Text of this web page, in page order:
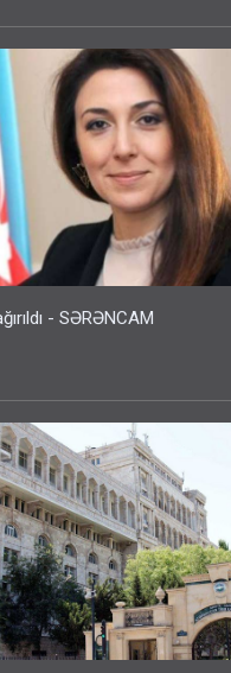
qurbanları - Sensasion adlar
- SƏRƏNCAM